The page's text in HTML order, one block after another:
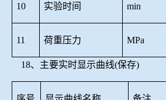
10 实验时间 min
11 荷重压力 MPa
18、主要实时显示曲线(保存)